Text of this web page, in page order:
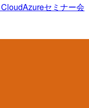
Azureセミナー会